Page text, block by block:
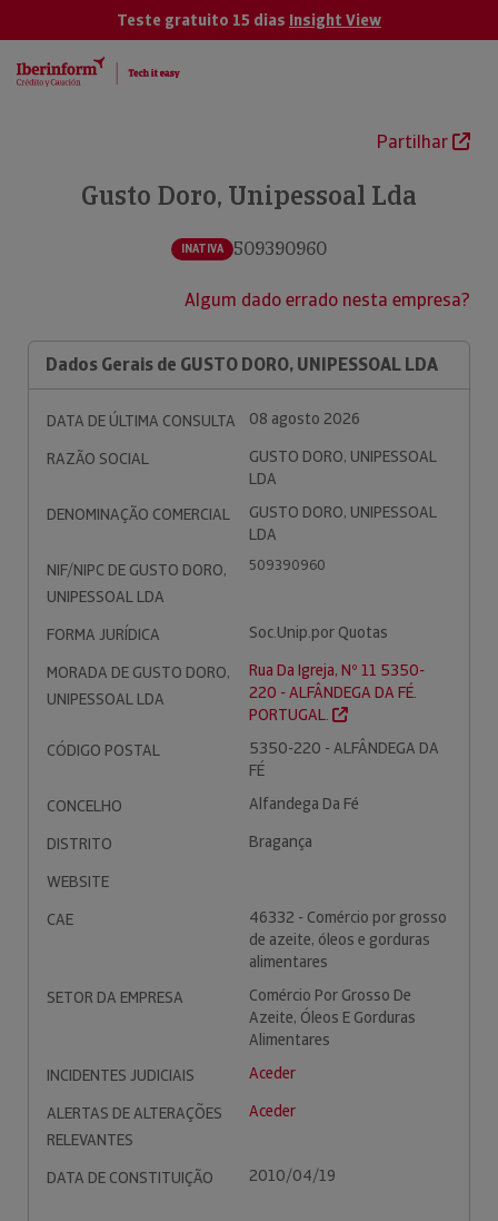
Teste gratuito 15 dias Insight View
Partilhar
Gusto Doro, Unipessoal Lda
INATIVA 509390960
Algum dado errado nesta empresa?
Dados Gerais de GUSTO DORO, UNIPESSOAL LDA
DATA DE ÚLTIMA CONSULTA
08 agosto 2026
RAZÃO SOCIAL
GUSTO DORO, UNIPESSOAL
LDA
DENOMINAÇÃO COMERCIAL
GUSTO DORO, UNIPESSOAL
LDA
NIF/NIPC DE GUSTO DORO,
UNIPESSOAL LDA
509390960
FORMA JURÍDICA
Soc.Unip.por Quotas
MORADA DE GUSTO DORO,
UNIPESSOAL LDA
Rua Da Igreja, Nº 11 5350-
220 - ALFÂNDEGA DA FÉ.
PORTUGAL.
CÓDIGO POSTAL
5350-220 - ALFÂNDEGA DA
FÉ
CONCELHO
Alfandega Da Fé
DISTRITO
Bragança
WEBSITE
CAE
46332 - Comércio por grosso
de azeite, óleos e gorduras
alimentares
SETOR DA EMPRESA
Comércio Por Grosso De
Azeite, Óleos E Gorduras
Alimentares
INCIDENTES JUDICIAIS
Aceder
ALERTAS DE ALTERAÇÕES
RELEVANTES
Aceder
DATA DE CONSTITUIÇÃO 2010/04/19